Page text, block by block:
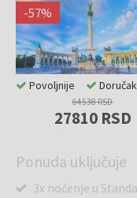
-57%
64538 RSD
27810 RSD
Povoljnije Doručak
Ponuda uključuje
3x noćenje u